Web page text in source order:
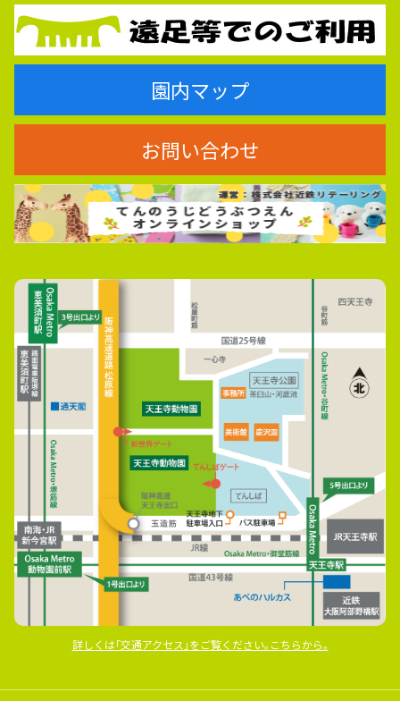
園内マップ
お問い合わせ
詳しくは｢交通アクセス｣をご覧ください｡こちらから｡